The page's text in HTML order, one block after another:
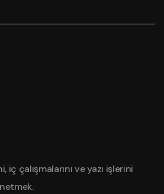
iç çalışmalarını ve yazı işlerini